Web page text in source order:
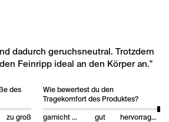
dadurch geruchsneutral. Trotzdem
Feinripp ideal an den Körper an."
des
zu groß
Wie bewertest du den
Tragekomfort des Produktes?
garnicht gut gut hervorragend